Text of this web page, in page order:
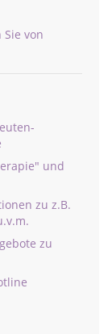
von
und
zu z.B.
zu